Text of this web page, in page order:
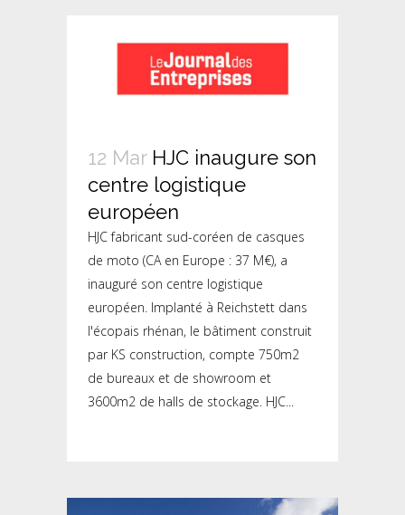
12 Mar HJC inaugure son
centre logistique
européen
HJC fabricant sud-coréen de casques
de moto (CA en Europe : 37 M€), a
inauguré son centre logistique
européen. Implanté à Reichstett dans
l'écopais rhénan, le bâtiment construit
par KS construction, compte 750m2
de bureaux et de showroom et
3600m2 de halls de stockage. HJC...